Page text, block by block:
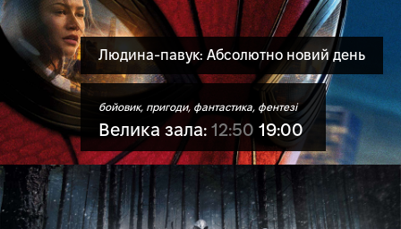
Людина-павук: Абсолютно новий день
бойовик, пригоди, фантастика, фентезі
Велика зала: 12:50 19:00